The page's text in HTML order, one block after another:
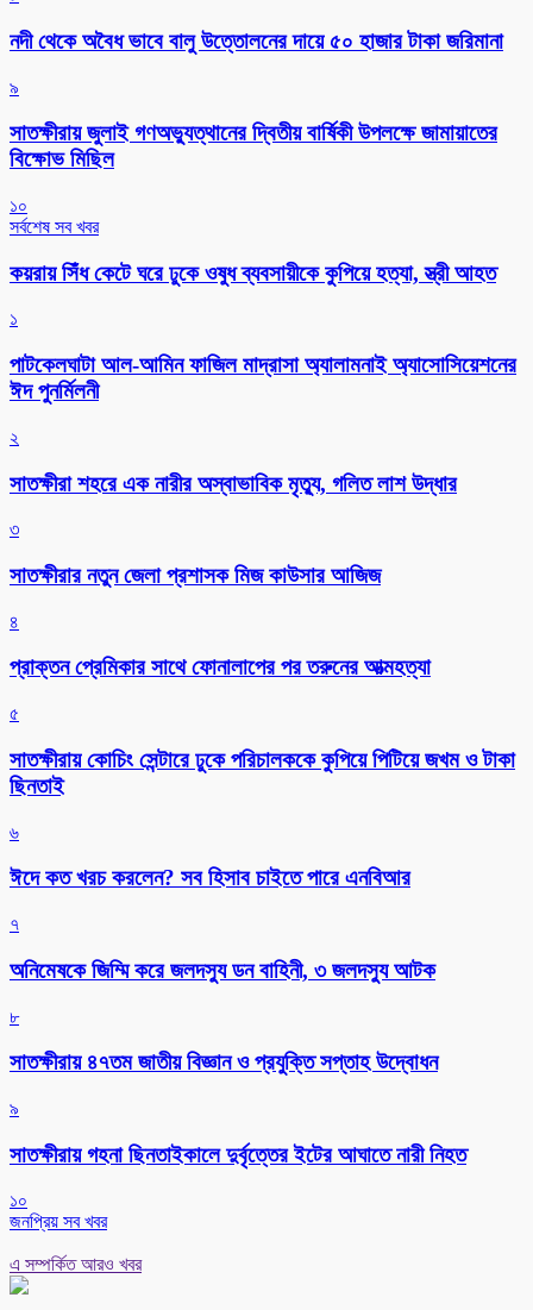
নদী থেকে অবৈধ ভাবে বালু উত্তোলনের দায়ে ৫০ হাজার টাকা জরিমানা
৯
সাতক্ষীরায় জুলাই গণঅভ্যুত্থানের দ্বিতীয় বার্ষিকী উপলক্ষে জামায়াতের
বিক্ষোভ মিছিল
১০
সর্বশেষ সব খবর
কয়রায় সিঁধ কেটে ঘরে ঢুকে ওষুধ ব্যবসায়ীকে কুপিয়ে হত্যা, স্ত্রী আহত
১
পাটকেলঘাটা আল-আমিন ফাজিল মাদ্রাসা অ্যালামনাই অ্যাসোসিয়েশনের
ঈদ পুনর্মিলনী
২
সাতক্ষীরা শহরে এক নারীর অস্বাভাবিক মৃত্যু, গলিত লাশ উদ্ধার
৩
সাতক্ষীরার নতুন জেলা প্রশাসক মিজ কাউসার আজিজ
৪
প্রাক্তন প্রেমিকার সাথে ফোনালাপের পর তরুনের আত্মহত্যা
৫
সাতক্ষীরায় কোচিং সেন্টারে ঢুকে পরিচালককে কুপিয়ে পিটিয়ে জখম ও টাকা
ছিনতাই
৬
ঈদে কত খরচ করলেন? সব হিসাব চাইতে পারে এনবিআর
৭
অনিমেষকে জিম্মি করে জলদস্যু ডন বাহিনী, ৩ জলদস্যু আটক
৮
সাতক্ষীরায় ৪৭তম জাতীয় বিজ্ঞান ও প্রযুক্তি সপ্তাহ উদ্বোধন
৯
সাতক্ষীরায় গহনা ছিনতাইকালে দুর্বৃত্তের ইটের আঘাতে নারী নিহত
১০
জনপ্রিয় সব খবর
এ সম্পর্কিত আরও খবর